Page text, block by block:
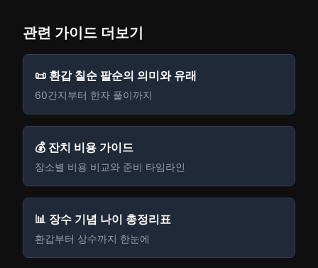
관련 가이드 더보기
📜 환갑 칠순 팔순의 의미와 유래
60간지부터 한자 풀이까지
💰 잔치 비용 가이드
장소별 비용 비교와 준비 타임라인
📊 장수 기념 나이 총정리표
환갑부터 상수까지 한눈에